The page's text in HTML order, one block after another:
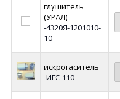
глушитель
(УРАЛ)
-4320Я-1201010-
10
искрогаситель
-ИГС-110